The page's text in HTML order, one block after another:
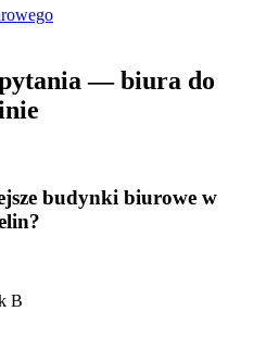
pytania — biura do
budynki biurowe w
B